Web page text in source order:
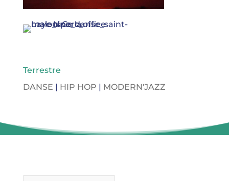
Terrestre
DANSE | HIP HOP | MODERN'JAZZ